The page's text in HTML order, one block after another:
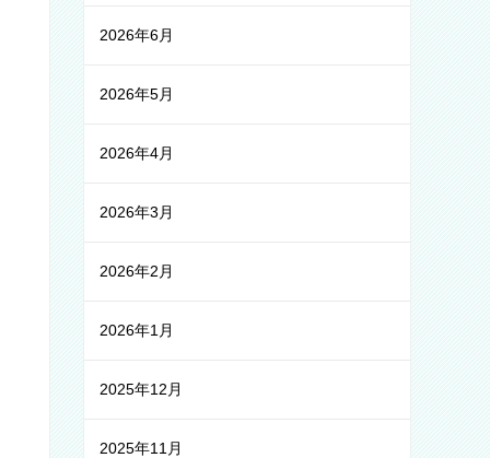
2026年6月
2026年5月
2026年4月
2026年3月
2026年2月
2026年1月
2025年12月
2025年11月